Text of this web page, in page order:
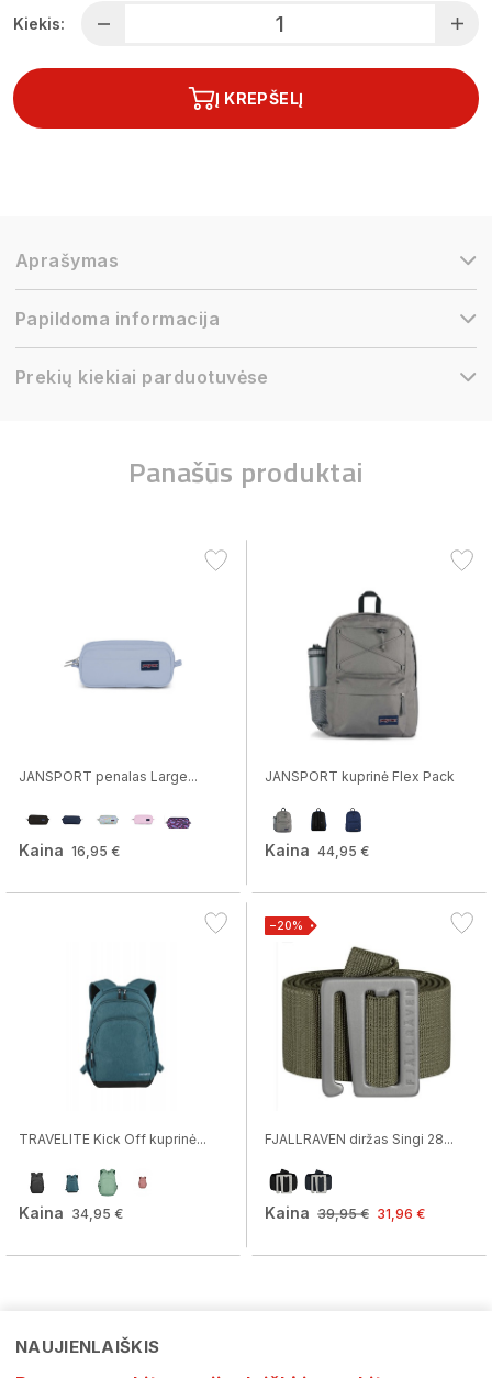
Kiekis:
Į KREPŠELĮ
Aprašymas
Papildoma informacija
Prekių kiekiai parduotuvėse
Panašūs produktai
JANSPORT penalas Large...
Kaina 16,95 €
JANSPORT kuprinė Flex Pack
Kaina 44,95 €
TRAVELITE Kick Off kuprinė...
Kaina 34,95 €
−20%
FJALLRAVEN diržas Singi 28...
Kaina 39,95 € 31,96 €
NAUJIENLAIŠKIS